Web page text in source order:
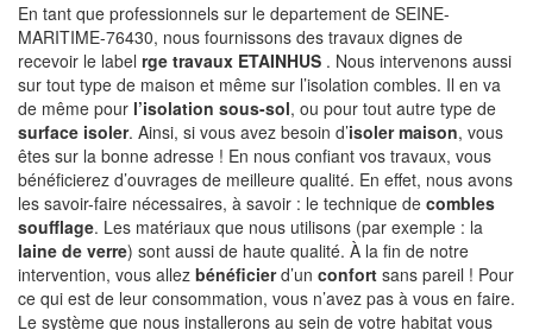
En tant que professionnels sur le departement de SEINE-
MARITIME-76430, nous fournissons des travaux dignes de
recevoir le label rge travaux ETAINHUS . Nous intervenons aussi
sur tout type de maison et même sur l’isolation combles. Il en va
de même pour l’isolation sous-sol, ou pour tout autre type de
surface isoler. Ainsi, si vous avez besoin d’isoler maison, vous
êtes sur la bonne adresse ! En nous confiant vos travaux, vous
bénéficierez d’ouvrages de meilleure qualité. En effet, nous avons
les savoir-faire nécessaires, à savoir : le technique de combles
soufflage. Les matériaux que nous utilisons (par exemple : la
laine de verre) sont aussi de haute qualité. À la fin de notre
intervention, vous allez bénéficierd’un confort sans pareil ! Pour
ce qui est de leur consommation, vous n’avez pas à vous en faire.
Le système que nous installerons au sein de votre habitat vous